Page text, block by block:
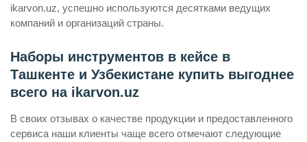
ikarvon.uz, успешно используются десятками ведущих
компаний и организаций страны.
Наборы инструментов в кейсе в
Ташкенте и Узбекистане купить выгоднее
всего на ikarvon.uz
В своих отзывах о качестве продукции и предоставленного
сервиса наши клиенты чаще всего отмечают следующие